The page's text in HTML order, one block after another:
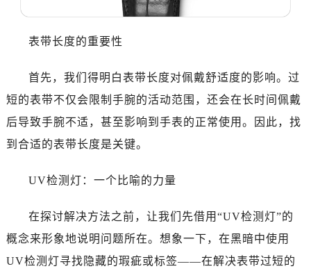
表带长度的重要性
首先，我们得明白表带长度对佩戴舒适度的影响。过
短的表带不仅会限制手腕的活动范围，还会在长时间佩戴
后导致手腕不适，甚至影响到手表的正常使用。因此，找
到合适的表带长度是关键。
UV检测灯：一个比喻的力量
在探讨解决方法之前，让我们先借用“UV检测灯”的
概念来形象地说明问题所在。想象一下，在黑暗中使用
UV检测灯寻找隐藏的瑕疵或标签——在解决表带过短的